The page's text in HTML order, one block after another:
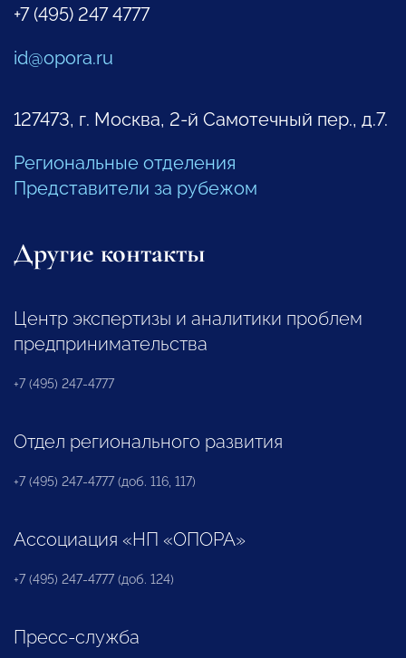
+7 (495) 247 4777
id@opora.ru
127473, г. Москва, 2-й Самотечный пер., д.7.
Региональные отделения
Представители за рубежом
Другие контакты
Центр экспертизы и аналитики проблем
предпринимательства
+7 (495) 247-4777
Отдел регионального развития
+7 (495) 247-4777 (доб. 116, 117)
Ассоциация «НП «ОПОРА»
+7 (495) 247-4777 (доб. 124)
Пресс-служба